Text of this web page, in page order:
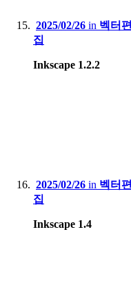
2025/02/26 in 벡터편
집
Inkscape 1.2.2
2025/02/26 in 벡터편
집
Inkscape 1.4